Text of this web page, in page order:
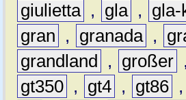
giulietta , gla , gla-
gran
, granada ,
grandland
, großer ,
gt350 , gt4 , gt86 ,